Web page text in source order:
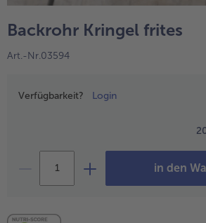
alle Obst
alle Süße Vielfalt
Confiserie & Feinkost
alle Küchenhelfer
Backrohr Kringel frites
Art.-Nr.03594
Preisangabe
Verfügbarkeit? Login
in den